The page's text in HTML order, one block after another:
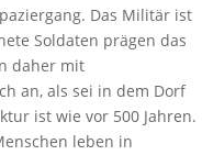
Das Militär ist
Soldaten prägen das
daher mit
an, als sei in dem Dorf
ist wie vor 500 Jahren.
leben in